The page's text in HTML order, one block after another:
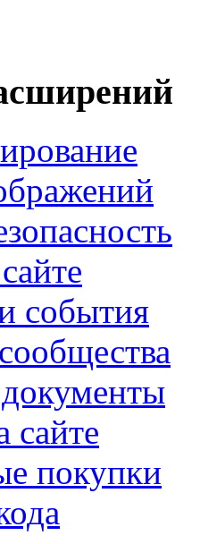
события
сайте
покупки